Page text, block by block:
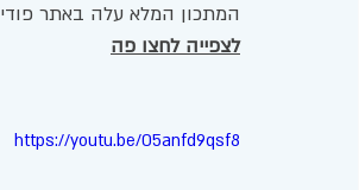
המתכון המלא עלה באתר פודי
לצפייה לחצו פה
https://youtu.be/05anfd9qsf8